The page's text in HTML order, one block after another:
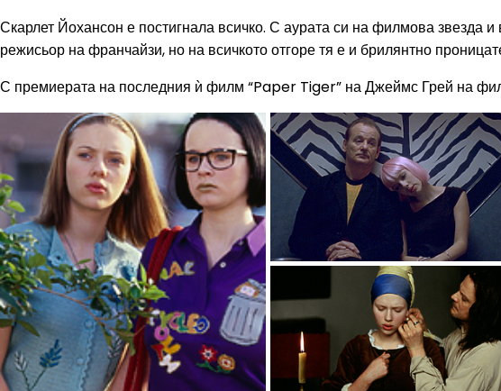
Скарлет Йохансон е постигнала всичко. С аурата си на филмова звезда
режисьор на франчайзи, но на всичкото отгоре тя е и брилянтно
С премиерата на последния ѝ филм “Paper Tiger” на Джеймс Грей на